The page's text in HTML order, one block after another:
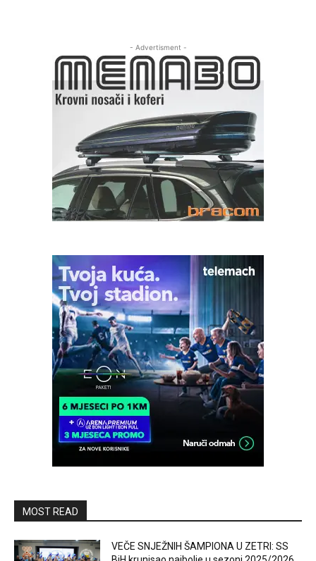
- Advertisment -
MOST READ
VEČE SNJEŽNIH ŠAMPIONA U ZETRI: SS